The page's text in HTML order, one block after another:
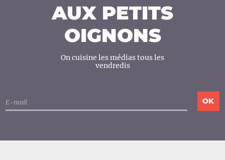
AUX PETITS
OIGNONS
On cuisine les médias tous les
vendredis